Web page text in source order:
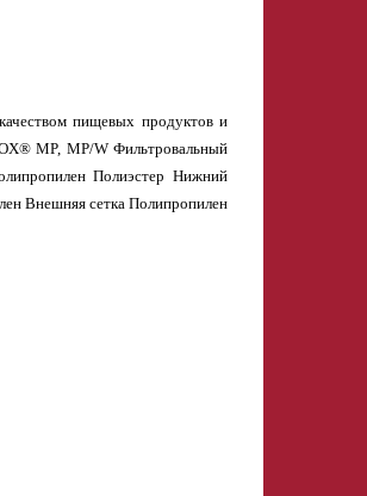
пищевых продуктов и
MP, MP/W Фильтровальный
Полиэстер Нижний
Внешняя сетка Полипропилен